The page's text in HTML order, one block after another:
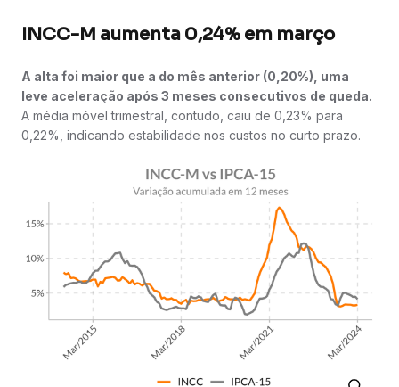
INCC-M aumenta 0,24% em março
A alta foi maior que a do mês anterior (0,20%), uma
leve aceleração após 3 meses consecutivos de queda.
A média móvel trimestral, contudo, caiu de 0,23% para
0,22%, indicando estabilidade nos custos no curto prazo.